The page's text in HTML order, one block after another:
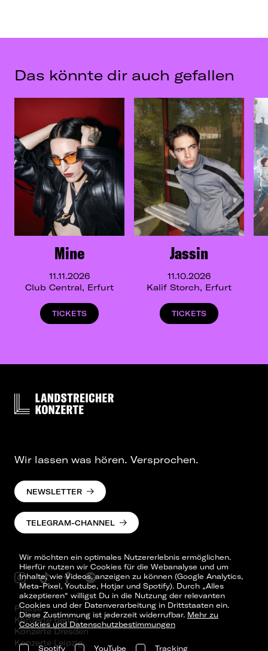
Das könnte dir auch gefallen
Mine
11.11.2026
Club Central, Erfurt
TICKETS
Jassin
11.10.2026
Kalif Storch, Erfurt
TICKETS
Wir möchten ein optimales Nutzererlebnis ermöglichen.
Hierfür nutzen wir Cookies für die Webanalyse und um
Inhalte, wie Videos, anzeigen zu können (Google Analytics,
Meta-Pixel, Youtube, Hotjar und Spotify). Durch „Alles
akzeptieren“ willigst Du in die Nutzung der relevanten
Cookies und der Datenverarbeitung in Drittstaaten ein.
Diese Zustimmung ist jederzeit widerrufbar. Mehr zu
Cookies und Datenschutzbestimmungen
Spotify YouTube Tracking
Wir lassen was hören. Versprochen.
NEWSLETTER
TELEGRAM-CHANNEL
Presse
Konzerte Berlin
Konzerte Dresden
Konzerte Leipzig